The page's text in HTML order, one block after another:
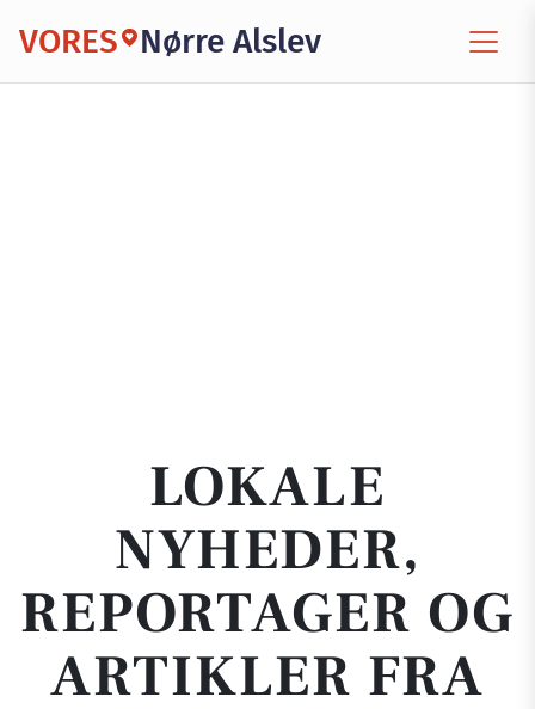
VORES Nørre Alslev
LOKALE
NYHEDER,
REPORTAGER OG
ARTIKLER FRA